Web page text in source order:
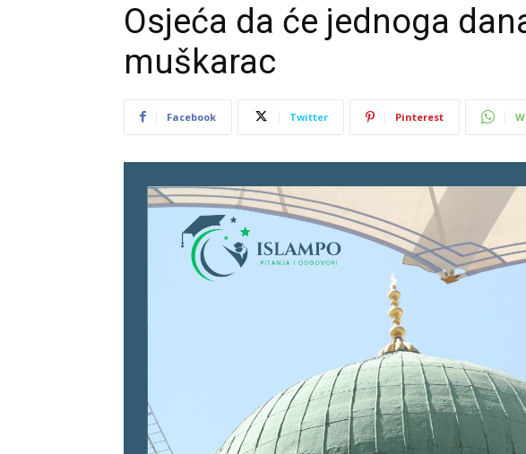
Osjeća da će jednoga
muškarac
Facebook Twitter Pinterest